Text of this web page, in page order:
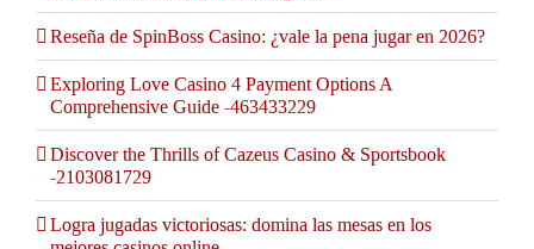
Reseña de SpinBoss Casino: ¿vale la pena jugar en 2026?
Exploring Love Casino 4 Payment Options A
Comprehensive Guide -463433229
Discover the Thrills of Cazeus Casino & Sportsbook
-2103081729
Logra jugadas victoriosas: domina las mesas en los